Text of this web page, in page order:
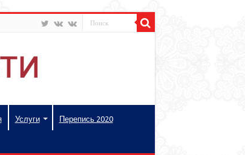
Услуги Перепись 2020